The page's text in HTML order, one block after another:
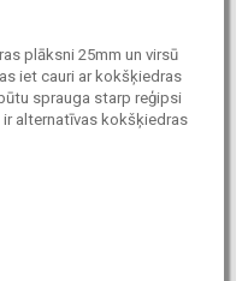
plāksni 25mm un virsū
iet cauri ar kokšķiedras
sprauga starp reģipsi
alternatīvas kokšķiedras